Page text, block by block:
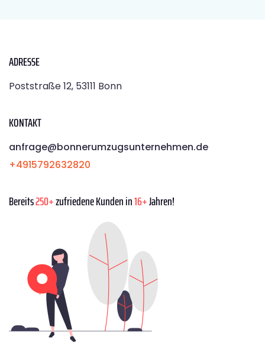
ADRESSE
Poststraße 12, 53111 Bonn
KONTAKT
anfrage@bonnerumzugsunternehmen.de
+4915792632820
Bereits250+zufriedene Kunden in16+Jahren!